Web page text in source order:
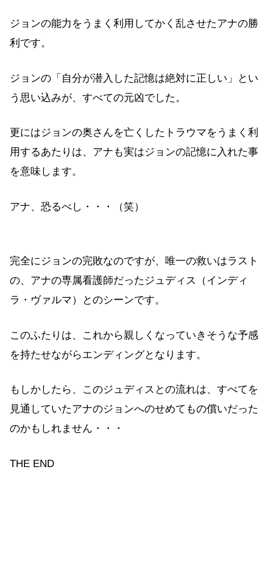
ジョンの能力をうまく利用してかく乱させたアナの勝
利です。
ジョンの「自分が潜入した記憶は絶対に正しい」とい
う思い込みが、すべての元凶でした。
更にはジョンの奥さんを亡くしたトラウマをうまく利
用するあたりは、アナも実はジョンの記憶に入れた事
を意味します。
アナ、恐るべし・・・（笑）
完全にジョンの完敗なのですが、唯一の救いはラスト
の、アナの専属看護師だったジュディス（インディ
ラ・ヴァルマ）とのシーンです。
このふたりは、これから親しくなっていきそうな予感
を持たせながらエンディングとなります。
もしかしたら、このジュディスとの流れは、すべてを
見通していたアナのジョンへのせめてもの償いだった
のかもしれません・・・
THE END